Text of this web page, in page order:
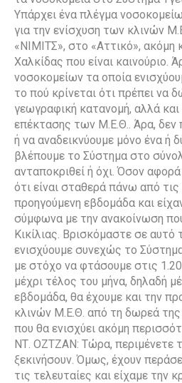
Υπάρχει ένα πλέγμα
για την ενίσχυση των κλινών
«ΝΙΜΙΤΣ», στο «Αττικό», ακόμη
Χαλκίδας που είναι καινούριο.
νοσοκομείων τα οποία
το πού κρίνεται ότι πρέπει να
γεωγραφική κατανομή, αλλά
επέκτασης των Μ.Ε.Θ.. Άρα, δεν
ή να αναδεικνύουμε μόνο ένα ή
βλέπουμε το Σύστημα στο
ανταποκριθεί ή όχι. Όσον
ότι είναι σταθερά πάνω από
προηγούμενη εβδομάδα και
σύμφωνα με την ανακοίνωση που
Κικίλιας. Βρισκόμαστε σε αυτό
ενισχύουμε συνεχώς το
με στόχο να φτάσουμε στις
μέχρι τέλος του μήνα, δηλαδή
εβδομάδα, θα έχουμε και την
κλινών Μ.Ε.Θ. από τη δωρεά
που θα ενισχύει ακόμη
ΝΤ. ΟΖΤΖΑΝ: Τώρα, περιμένετε
ξεκινήσουν. Όμως, έχουν
τις τελευταίες και είχαμε την